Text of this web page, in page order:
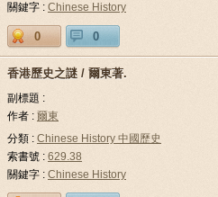
關鍵字 : Chinese History
0 0
香港歷史之謎 / 爾東著.
副標題 :
作者 : 爾東
分類 : Chinese History 中國歷史
索書號 : 629.38
關鍵字 : Chinese History